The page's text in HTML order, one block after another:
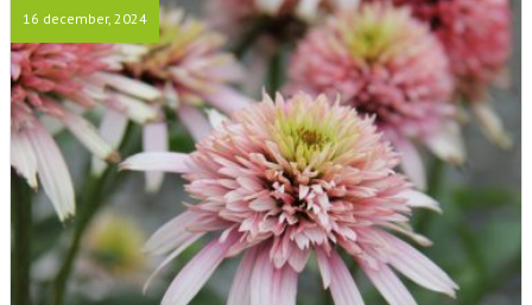
16 december, 2024